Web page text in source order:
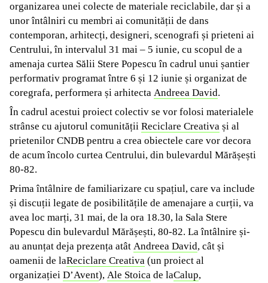
organizarea unei colecte de materiale reciclabile, dar și a
unor întâlniri cu membri ai comunității de dans
contemporan, arhitecți, designeri, scenografi și prieteni ai
Centrului, în intervalul 31 mai – 5 iunie, cu scopul de a
amenaja curtea Sălii Stere Popescu în cadrul unui șantier
performativ programat între 6 și 12 iunie și organizat de
coregrafa, performera și arhitecta Andreea David.
În cadrul acestui proiect colectiv se vor folosi materialele
strânse cu ajutorul comunității Reciclare Creativa și al
prietenilor CNDB pentru a crea obiectele care vor decora
de acum încolo curtea Centrului, din bulevardul Mărășești
80-82.
Prima întâlnire de familiarizare cu spațiul, care va include
și discuții legate de posibilitățile de amenajare a curții, va
avea loc marți, 31 mai, de la ora 18.30, la Sala Stere
Popescu din bulevardul Mărășești, 80-82. La întâlnire și-
au anunțat deja prezența atât Andreea David, cât și
oamenii de laReciclare Creativa (un proiect al
organizației D’Avent), Ale Stoica de laCalup,